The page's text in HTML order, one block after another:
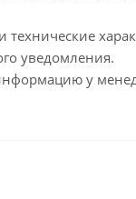
уведомления.
у